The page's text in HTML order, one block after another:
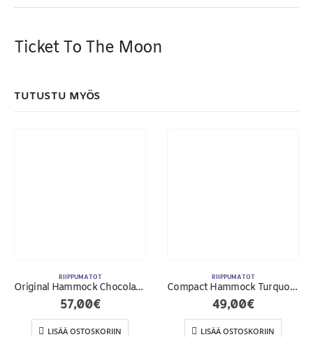
Ticket To The Moon
TUTUSTU MYÖS
RIIPPUMATOT
Original Hammock Chocola/Brown
57,00€
LISÄÄ OSTOSKORIIN
RIIPPUMATOT
Compact Hammock Turquoise
49,00€
LISÄÄ OSTOSKORIIN
Toimitusehdot